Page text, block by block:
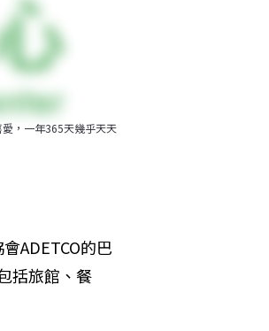
，一年365天幾乎天天
ADETCO的巴
括旅館、餐